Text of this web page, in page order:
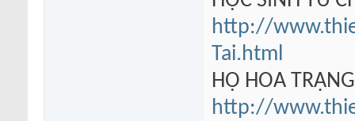
http://
Tai.html
HỘ HOA
http://